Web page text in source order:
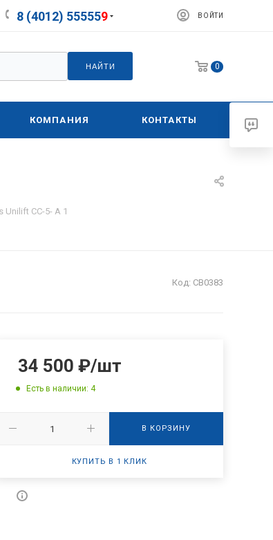
8 (4012) 555559 ВОЙТИ
НАЙТИ 0
КОМПАНИЯ КОНТАКТЫ
CC-5- A 1
Код: СВ0383
34 500 ₽/шт
Есть в наличии: 4
В КОРЗИНУ
КУПИТЬ В 1 КЛИК